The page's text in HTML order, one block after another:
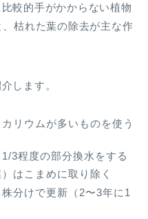
較的手がかからない植物
枯れた葉の除去が主な作
します。
リウムが多いものを使う
3程度の部分換水をする
はこまめに取り除く
分けで更新（2〜3年に1